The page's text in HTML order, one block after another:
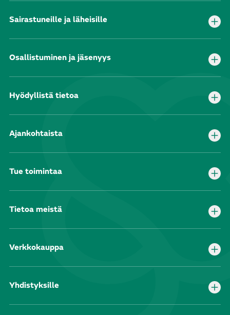
Sairastuneille ja läheisille
Osallistuminen ja jäsenyys
Hyödyllistä tietoa
Ajankohtaista
Tue toimintaa
Tietoa meistä
Verkkokauppa
Yhdistyksille